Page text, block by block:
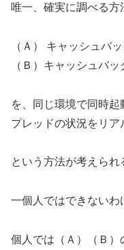
唯一、確実に調べる方
（Ａ） キャッシュバ
（Ｂ）キャッシュバ
を、同じ環境で同時
プレッドの状況をリア
という方法が考えら
一個人ではできないわ
個人では（Ａ）（Ｂ